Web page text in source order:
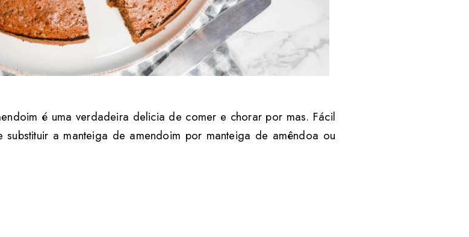
é uma verdadeira delicia de comer e chorar por mas. Fácil
a manteiga de amendoim por manteiga de amêndoa ou